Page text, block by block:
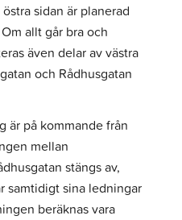
sidan är planerad
allt går bra och
även delar av västra
och Rådhusgatan
är på kommande från
mellan
stängs av,
samtidigt sina ledningar
beräknas vara